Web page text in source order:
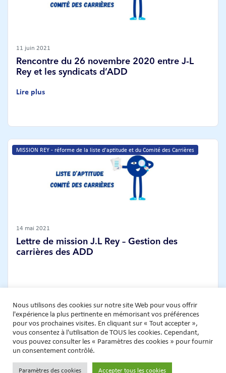
11 juin 2021
Rencontre du 26 novembre 2020 entre J-L
Rey et les syndicats d’ADD
Lire plus
MISSION REY - réforme de la liste d'aptitude et du Comité des Carrières
14 mai 2021
Lettre de mission J.L Rey – Gestion des
carrières des ADD
Copyright © 2021 SNPDOSS – Mentions légales–Données personnelles
Nous utilisons des cookies sur notre site Web pour vous offrir
l'expérience la plus pertinente en mémorisant vos préférences
pour vos prochaines visites. En cliquant sur « Tout accepter »,
vous consentez à l'utilisation de TOUS les cookies. Cependant,
vous pouvez consulter les « Paramètres des cookies » pour fournir
un consentement contrôlé.
Paramètres des cookies Accepter tous les cookies